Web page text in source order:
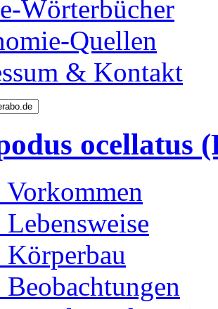
Wörterbücher
Quellen
& Kontakt
ocellatus